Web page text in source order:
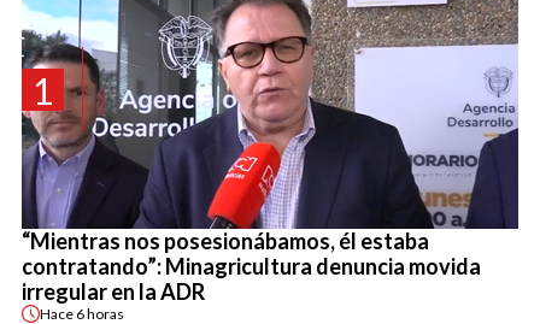
1
“Mientras nos posesionábamos, él estaba
contratando”: Minagricultura denuncia movida
irregular en la ADR
Hace 6 horas